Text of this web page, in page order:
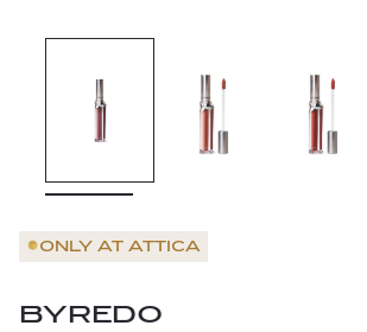
ONLY AT ATTICA
BYREDO